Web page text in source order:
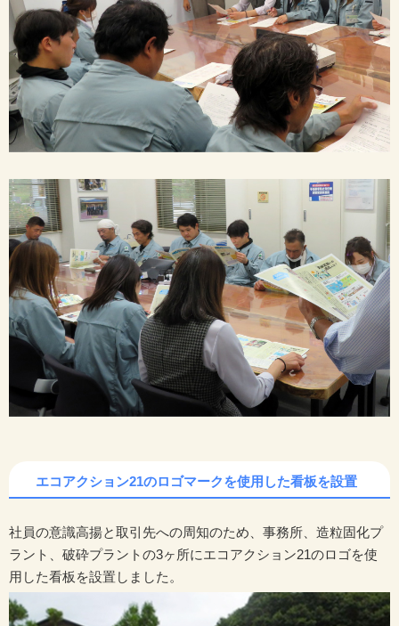
エコアクション21のロゴマークを使用した看板を設置
社員の意識高揚と取引先への周知のため、事務所、造粒固化プ
ラント、破砕プラントの3ヶ所にエコアクション21のロゴを使
用した看板を設置しました。